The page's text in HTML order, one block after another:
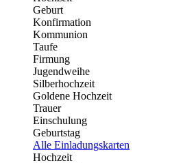
Geburt
Konfirmation
Kommunion
Taufe
Firmung
Jugendweihe
Silberhochzeit
Goldene Hochzeit
Trauer
Einschulung
Geburtstag
Alle Einladungskarten
Hochzeit